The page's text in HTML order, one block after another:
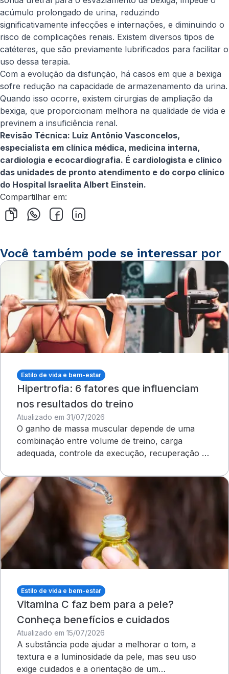
acúmulo prolongado de urina, reduzindo
significativamente infecções e internações, e diminuindo o
risco de complicações renais. Existem diversos tipos de
catéteres, que são previamente lubrificados para facilitar o
uso dessa terapia.
Com a evolução da disfunção, há casos em que a bexiga
sofre redução na capacidade de armazenamento da urina.
Quando isso ocorre, existem cirurgias de ampliação da
bexiga, que proporcionam melhora na qualidade de vida e
previnem a insuficiência renal.
Revisão Técnica: Luiz Antônio Vasconcelos,
especialista em clínica médica, medicina interna,
cardiologia e ecocardiografia. É cardiologista e clínico
das unidades de pronto atendimento e do corpo clínico
do Hospital Israelita Albert Einstein.
Compartilhar em:
Você também pode se interessar por
Estilo de vida e bem-estar
Hipertrofia: 6 fatores que influenciam
nos resultados do treino
Atualizado em 31/07/2026
O ganho de massa muscular depende de uma
combinação entre volume de treino, carga
adequada, controle da execução, recuperação e
Estilo de vida e bem-estar
Vitamina C faz bem para a pele?
Conheça benefícios e cuidados
Atualizado em 15/07/2026
A substância pode ajudar a melhorar o tom, a
textura e a luminosidade da pele, mas seu uso
exige cuidados e a orientação de um